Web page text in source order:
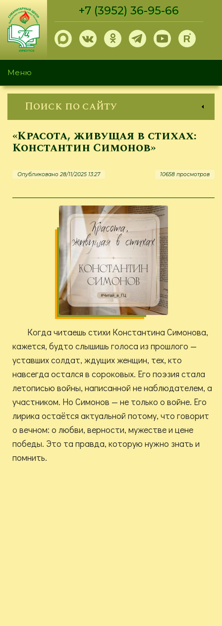
Перейти
основному
содержанию
+7 (3952) 36-95-66
Меню
Поиск по сайту
«Красота, живущая в стихах:
Константин Симонов»
Опубликовано 28/11/2025 13:27 10658 просмотров
Когда читаешь стихи Константина Симонова,
кажется, будто слышишь голоса из прошлого —
уставших солдат, ждущих женщин, тех, кто
навсегда остался в сороковых. Его поэзия стала
летописью войны, написанной не наблюдателем, а
участником. Но Симонов — не только о войне. Его
лирика остаётся актуальной потому, что говорит
о вечном: о любви, верности, мужестве и цене
победы. Это та правда, которую нужно знать и
помнить.